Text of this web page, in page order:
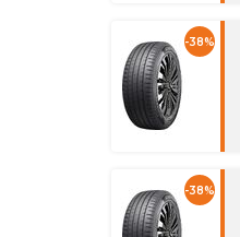
-38%
-38%